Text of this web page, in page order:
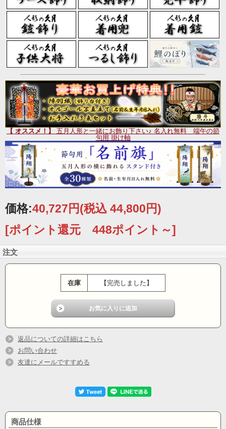
久月の五月人形が、ネット限定のご奉仕価格！！
久月の五月人形 子供大将ケース飾りです。
弱きを助け強気をくじく、日本男児の象徴として古くか
ら親しまれ、根強い人気の桃太郎の武者人形です。
【 オススメ！】
五月人形と一緒にお飾り下さい♪ 名入れ無料 端午の節
句用 掛け軸
価格:40,727円(税込 44,800円)
[ポイント還元 448ポイント～]
注文
在庫 【完売しました】
返品についての詳細はこちら
お問い合わせ
友達にメールですすめる
商品仕様